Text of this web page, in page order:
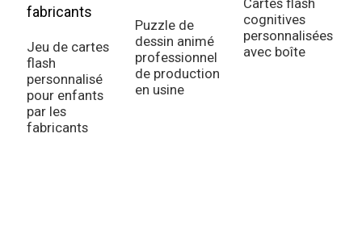
Jeu de cartes
flash
personnalisé
pour enfants
par les
fabricants
Puzzle de
dessin animé
professionnel
de production
en usine
cognitives
personnalisées
avec boîte